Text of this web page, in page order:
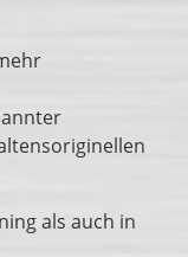
als auch in